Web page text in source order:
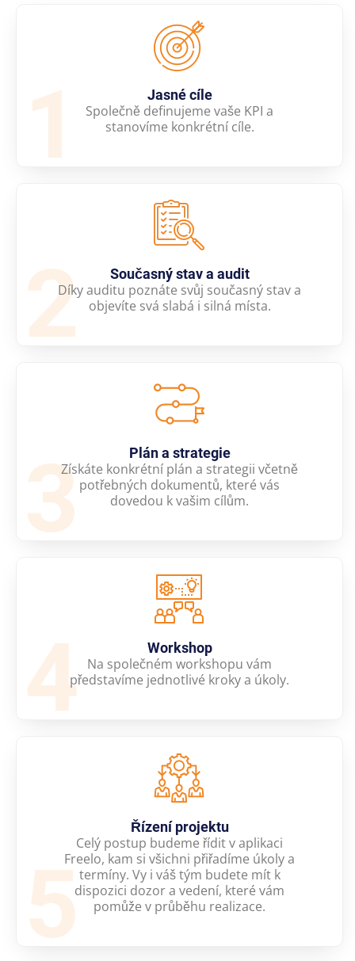
Jasné cíle
Společně definujeme vaše KPI a
stanovíme konkrétní cíle.
1
Současný stav a audit
Díky auditu poznáte svůj současný stav a
objevíte svá slabá i silná místa.
2
Plán a strategie
Získáte konkrétní plán a strategii včetně
potřebných dokumentů, které vás
dovedou k vašim cílům.
3
Workshop
Na společném workshopu vám
představíme jednotlivé kroky a úkoly.
4
Řízení projektu
Celý postup budeme řídit v aplikaci
Freelo, kam si všichni přiřadíme úkoly a
termíny. Vy i váš tým budete mít k
dispozici dozor a vedení, které vám
pomůže v průběhu realizace.
5